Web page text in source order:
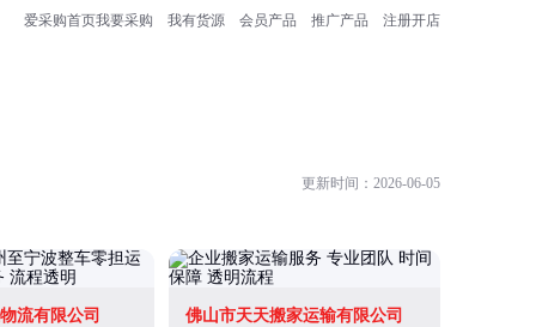
爱采购首页我要采购 我有货源 会员产品 推广产品 注册开店
更新时间：2026-06-05
流有限公司 佛山市天天搬家运输有限公司